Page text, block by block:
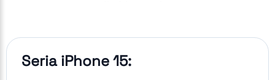
Seria iPhone 15: